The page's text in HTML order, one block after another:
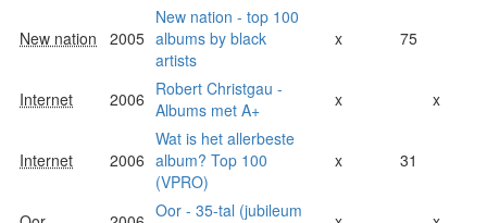
New nation 2005
New nation - top 100
albums by black
artists
x 75
Internet 2006 Robert Christgau -
Albums met A+
x x
Internet 2006
Wat is het allerbeste
album? Top 100
(VPRO)
x 31
Oor - 35-tal (jubileum